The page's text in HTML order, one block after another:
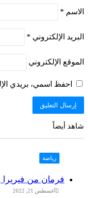
الاسم *
البريد الإلكتروني *
الموقع الإلكتروني
احفظ اسمي، بريدي
شاهد أيضاً
رياضة
فرمان من فيريرا
أغسطس 21, 2022